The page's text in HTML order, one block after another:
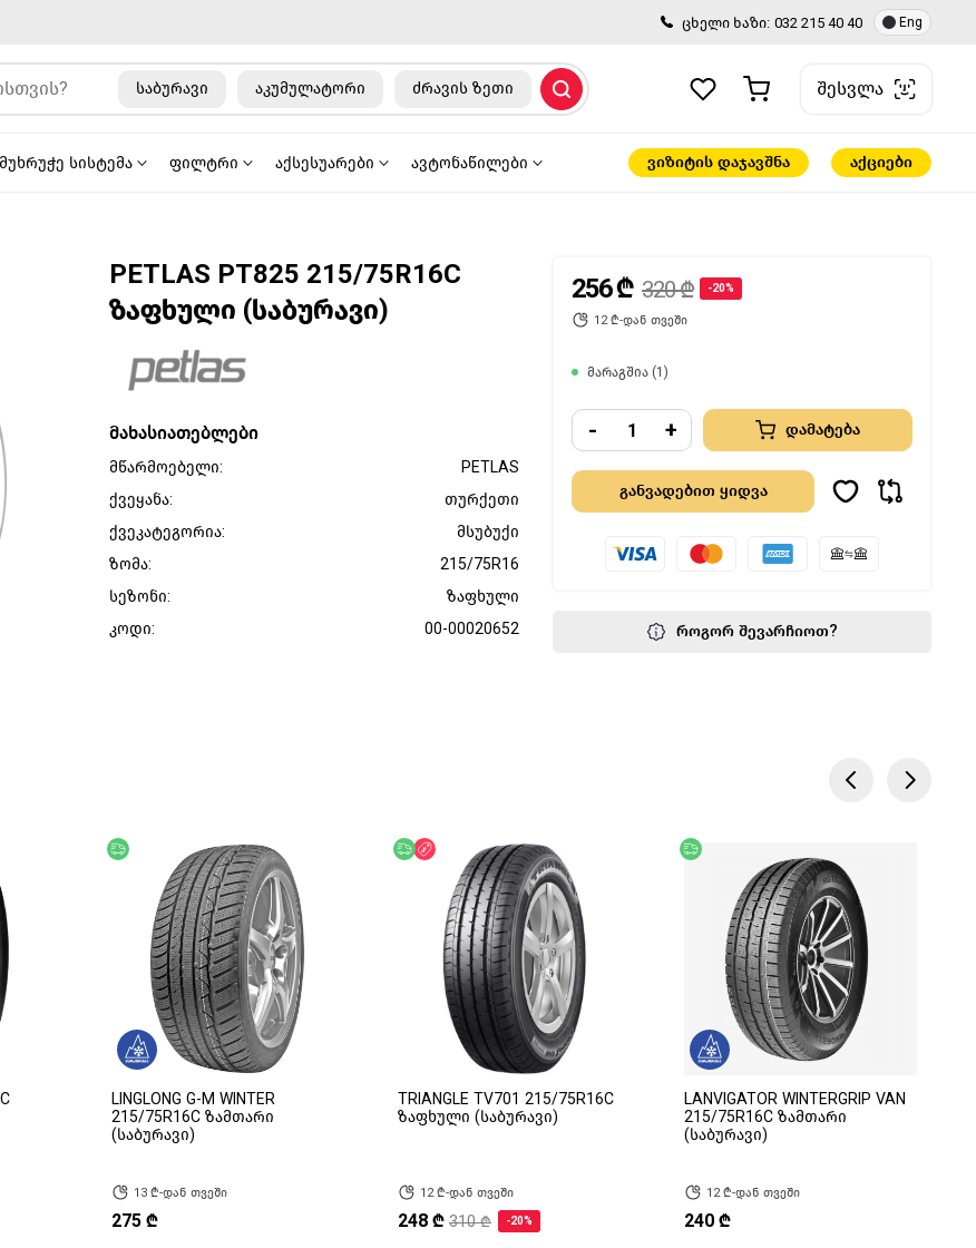
ცხელი ხაზი: 032 215 40 40 Eng
საბურავი აკუმულატორი ძრავის ზეთი შესვლა
სისტემა ფილტრი აქსესუარები ავტონაწილები ვიზიტის დაჯავშნა აქციები
256 ₾ 320 ₾ -20%
12 ₾-დან თვეში
მარაგშია (1)
- + დამატება
როგორ შევარჩიოთ?
PETLAS PT825 215/75R16C
ზაფხული (საბურავი)
მახასიათებლები
მწარმოებელი:
PETLAS
ქვეყანა:
თურქეთი
ქვეკატეგორია:
მსუბუქი
ზომა:
215/75R16
სეზონი:
ზაფხული
კოდი:
00-00020652
უფასო მიწოდება
LINGLONG G-M WINTER
215/75R16C ზამთარი
(საბურავი)
13 ₾-დან თვეში
275 ₾
უფასო მიწოდება
ფასდაკლება
TRIANGLE TV701 215/75R16C
ზაფხული (საბურავი)
12 ₾-დან თვეში
248 ₾ 310 ₾ -20%
LANVIGATOR WINTERGRIP VAN
215/75R16C ზამთარი
(საბურავი)
12 ₾-დან თვეში
240 ₾